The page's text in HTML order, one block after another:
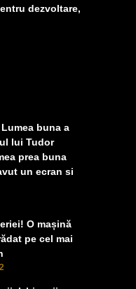
dezvoltare,
buna a
lui Tudor
prea buna
un ecran si
O mașină
pe cel mai